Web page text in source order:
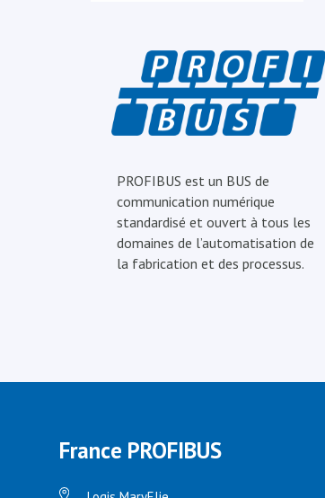
PROFIBUS est un BUS de
communication numérique
standardisé et ouvert à tous les
domaines de l’automatisation de
la fabrication et des processus.
France PROFIBUS